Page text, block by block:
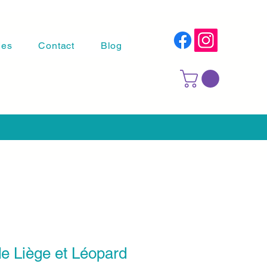
Contact Blog
Liège et Léopard